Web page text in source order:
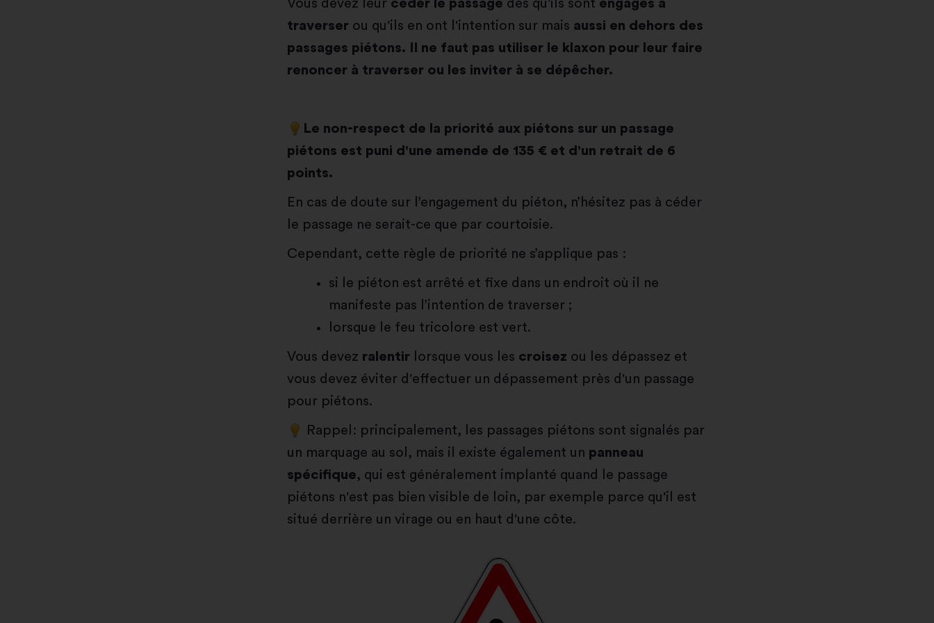
Vous devez leur céder le passage dès qu'ils sont engagés à
traverser ou qu'ils en ont l'intention sur mais aussi en dehors des
passages piétons. Il ne faut pas utiliser le klaxon pour leur faire
renoncer à traverser ou les inviter à se dépêcher.
Le non-respect de la priorité aux piétons sur un passage
piétons est puni d'une amende de 135 € et d'un retrait de 6
points.
En cas de doute sur l’engagement du piéton, n’hésitez pas à céder
le passage ne serait-ce que par courtoisie.
Cependant, cette règle de priorité ne s’applique pas :
si le piéton est arrêté et fixe dans un endroit où il ne
manifeste pas l’intention de traverser ;
lorsque le feu tricolore est vert.
Vous devez ralentir lorsque vous les croisez ou les dépassez et
vous devez éviter d'effectuer un dépassement près d'un passage
pour piétons.
Rappel: principalement, les passages piétons sont signalés par
un marquage au sol, mais il existe également un panneau
spécifique, qui est généralement implanté quand le passage
piétons n'est pas bien visible de loin, par exemple parce qu'il est
situé derrière un virage ou en haut d'une côte.